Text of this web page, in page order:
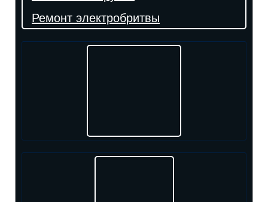
Ремонт электробритвы